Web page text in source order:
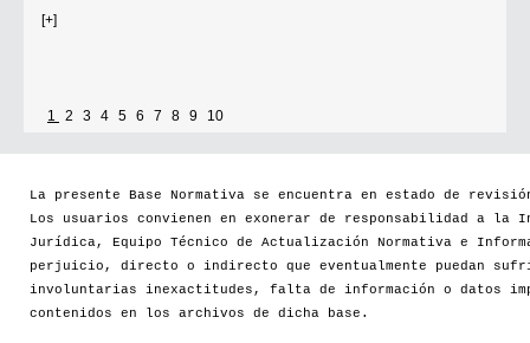
[+]
1 2 3 4 5 6 7 8 9 10
La presente Base Normativa se encuentra en estado de
Los usuarios convienen en exonerar de responsabilidad a la
Jurídica, Equipo Técnico de Actualización Normativa e
perjuicio, directo o indirecto que eventualmente puedan
involuntarias inexactitudes, falta de información o datos
contenidos en los archivos de dicha base.